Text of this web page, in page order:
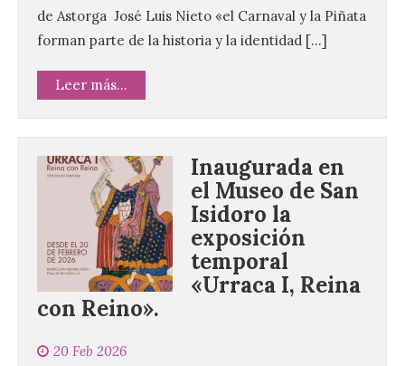
de Astorga José Luis Nieto «el Carnaval y la Piñata
forman parte de la historia y la identidad […]
Leer más...
Inaugurada en
el Museo de San
Isidoro la
exposición
temporal
«Urraca I, Reina
con Reino».
20 Feb 2026